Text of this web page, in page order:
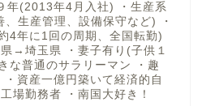
年(2013年4月入社) ・生産系
生産管理、設備保守など) ・
4年に1回の周期、全国転勤)
→埼玉県 ・妻子有り(子供１
な普通のサラリーマン ・趣
資産一億円築いて経済的自
場勤務者 ・南国大好き！